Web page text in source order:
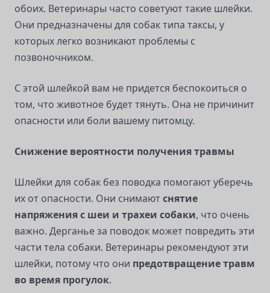
обоих. Ветеринары часто советуют такие шлейки.
Они предназначены для собак типа таксы, у
которых легко возникают проблемы с
позвоночником.
С этой шлейкой вам не придется беспокоиться о
том, что животное будет тянуть. Она не причинит
опасности или боли вашему питомцу.
Снижение вероятности получения травмы
Шлейки для собак без поводка помогают уберечь
их от опасности. Они снимаютснятие
напряжения с шеи и трахеи собаки, что очень
важно. Дерганье за поводок может повредить эти
части тела собаки. Ветеринары рекомендуют эти
шлейки, потому что они предотвращение травм
во время прогулок.